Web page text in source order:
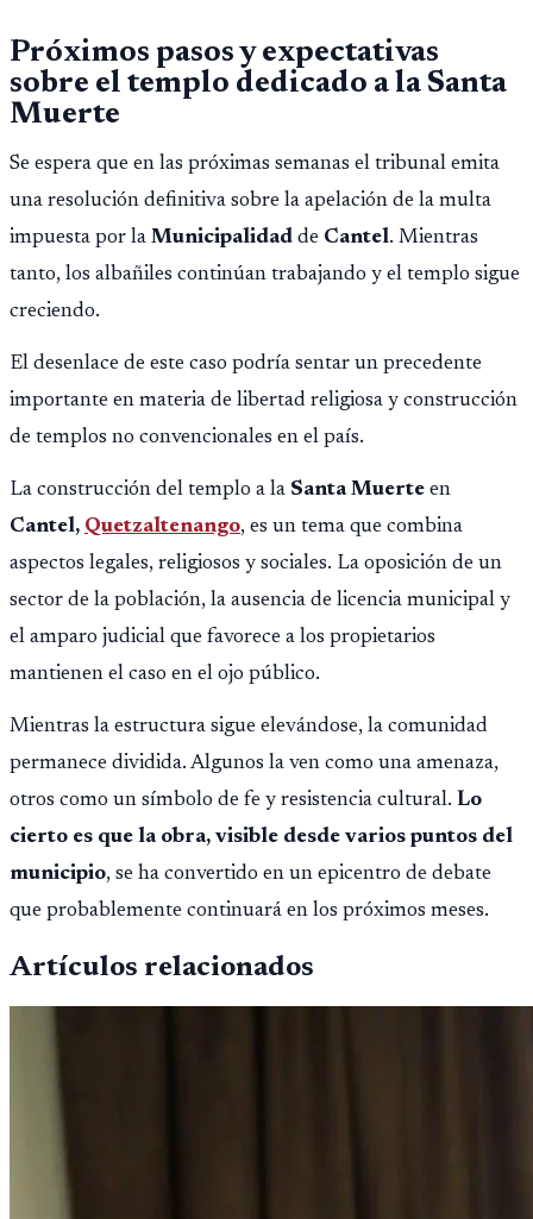
Próximos pasos y expectativas
sobre el templo dedicado a la Santa
Muerte
Se espera que en las próximas semanas el tribunal emita
una resolución definitiva sobre la apelación de la multa
impuesta por la Municipalidad de Cantel. Mientras
tanto, los albañiles continúan trabajando y el templo sigue
creciendo.
El desenlace de este caso podría sentar un precedente
importante en materia de libertad religiosa y construcción
de templos no convencionales en el país.
La construcción del templo a la Santa Muerte en
Cantel, Quetzaltenango, es un tema que combina
aspectos legales, religiosos y sociales. La oposición de un
sector de la población, la ausencia de licencia municipal y
el amparo judicial que favorece a los propietarios
mantienen el caso en el ojo público.
Mientras la estructura sigue elevándose, la comunidad
permanece dividida. Algunos la ven como una amenaza,
otros como un símbolo de fe y resistencia cultural. Lo
cierto es que la obra, visible desde varios puntos del
municipio, se ha convertido en un epicentro de debate
que probablemente continuará en los próximos meses.
Artículos relacionados